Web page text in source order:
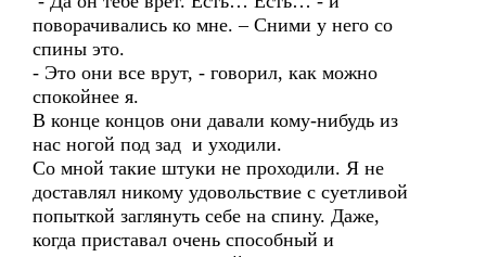
поворачивались ко мне. – Сними у него со
спины это.
- Это они все врут, - говорил, как можно
спокойнее я.
В конце концов они давали кому-нибудь из
нас ногой под зад и уходили.
Со мной такие штуки не проходили. Я не
доставлял никому удовольствие с суетливой
попыткой заглянуть себе на спину. Даже,
когда приставал очень способный и